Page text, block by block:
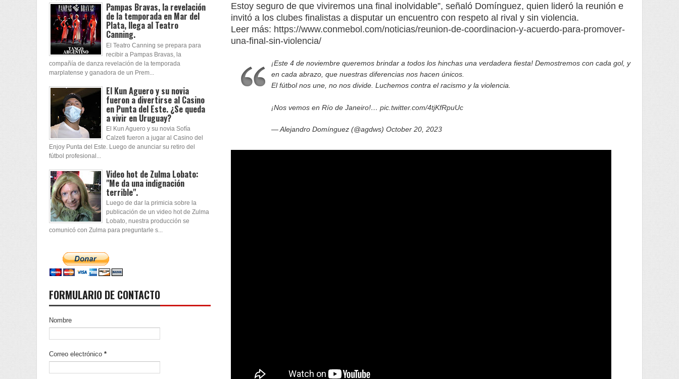
Estoy seguro de que viviremos una final inolvidable”, señaló Domínguez, quien lideró la reunión e
invitó a los clubes finalistas a disputar un encuentro con respeto al rival y sin violencia.
Leer más: https://www.conmebol.com/noticias/reunion-de-coordinacion-y-acuerdo-para-promover-
una-final-sin-violencia/
¡Este 4 de noviembre queremos brindar a todos los hinchas una verdadera fiesta! Demostremos con cada gol, y
en cada abrazo, que nuestras diferencias nos hacen únicos.
El fútbol nos une, no nos divide. Luchemos contra el racismo y la violencia.
¡Nos vemos en Río de Janeiro!… pic.twitter.com/4tjKfRpuUc
— Alejandro Domínguez (@agdws) October 20, 2023
Pampas Bravas, la revelación
de la temporada en Mar del
Plata, llega al Teatro
Canning.
El Teatro Canning se prepara para
recibir a Pampas Bravas, la
compañía de danza revelación de la temporada
marplatense y ganadora de un Prem...
El Kun Aguero y su novia
fueron a divertirse al Casino
en Punta del Este. ¿Se queda
a vivir en Uruguay?
El Kun Aguero y su novia Sofía
Calzeti fueron a jugar al Casino del
Enjoy Punta del Este. Luego de anunciar su retiro del
fútbol profesional...
Video hot de Zulma Lobato:
"Me da una indignación
terrible".
Luego de dar la primicia sobre la
publicación de un video hot de Zulma
Lobato, nuestra producción se
comunicó con Zulma para preguntarle s...
FORMULARIO DE CONTACTO
Nombre
Correo electrónico *